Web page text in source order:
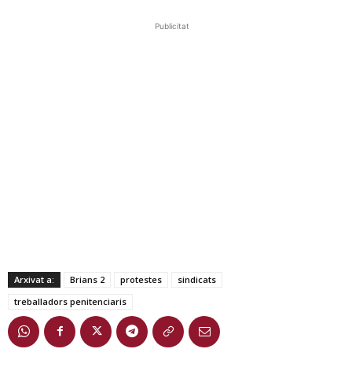
Publicitat
Arxivat a: Brians 2 protestes
sindicats
treballadors penitenciaris